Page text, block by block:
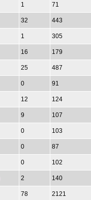
1 71
32 443
1 305
16 179
25 487
0 91
12 124
9 107
0 103
0 87
0 102
2 140
78 2121